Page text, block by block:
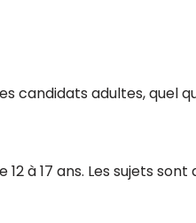
candidats adultes, quel
à 17 ans. Les sujets